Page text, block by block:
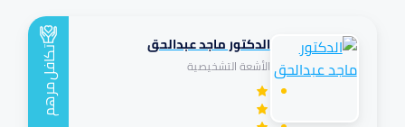
الدكتور ماجد عبدالحق
الأشعة التشخيصية تكافل
مرهم